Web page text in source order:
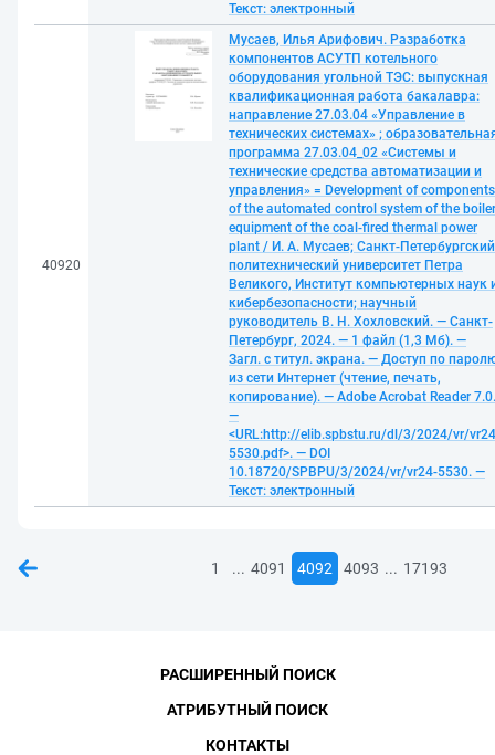
Текст: электронный
40920
Мусаев, Илья Арифович. Разработка
компонентов АСУТП котельного
оборудования угольной ТЭС: выпускная
квалификационная работа бакалавра:
направление 27.03.04 «Управление в
технических системах» ;
программа 27.03.04_02 «Системы и
технические средства автоматизации и
управления» = Development of components
of the automated control system of the boiler
equipment of the coal-fired thermal power
plant / И. А. Мусаев; Санкт-Петербургский
политехнический университет Петра
Великого, Институт компьютерных наук
кибербезопасности; научный
руководитель В. Н. Хохловский. — Санкт-
Петербург, 2024. — 1 файл (1,3 Мб). —
Загл. с титул. экрана. — Доступ по
из сети Интернет (чтение, печать,
копирование). — Adobe Acrobat Reader 7.0.
—
<URL:http://elib.spbstu.ru/dl/3/2024/vr/
5530.pdf>. — DOI
10.18720/SPBPU/3/2024/vr/vr24-5530. —
Текст: электронный
1 ... 4091 4092 4093 ... 17193
РАСШИРЕННЫЙ ПОИСК
АТРИБУТНЫЙ ПОИСК
КОНТАКТЫ